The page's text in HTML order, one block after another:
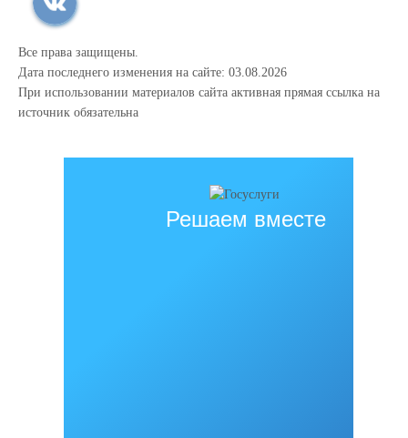
Все права защищены.
Дата последнего изменения на сайте: 03.08.2026
При использовании материалов сайта активная прямая ссылка на
источник обязательна
Решаем вместе